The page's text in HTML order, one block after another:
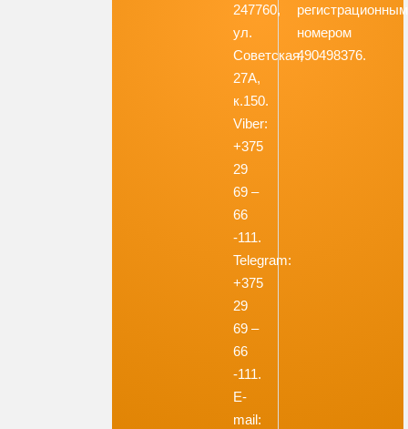
247760,
ул.
Советская,
27А,
к.150.
Viber:
+375
29
69 –
66
-111.
Telegram:
+375
29
69 –
66
-111.
E-
mail:
регистрационным
номером
490498376.